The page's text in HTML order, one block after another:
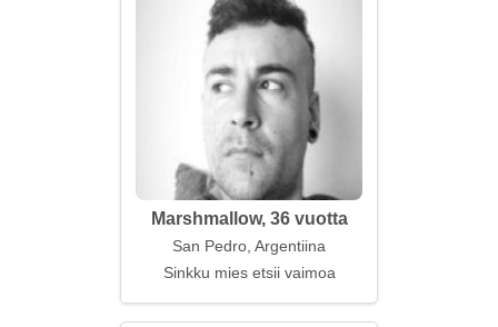
Marshmallow, 36 vuotta
San Pedro, Argentiina
Sinkku mies etsii vaimoa